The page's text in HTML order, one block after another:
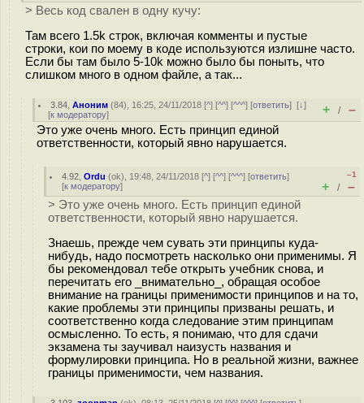
> Весь код свален в одну кучу:
Там всего 1.5k строк, включая комменты и пустые
строки, кои по моему в коде используются излишне часто.
Если бы там было 5-10k можно было бы поныть, что
слишком много в одном файле, а так...
3.84 ,Аноним (84), 16:25, 24/11/2018 [^] [^^] [^^^] [ответить][↓]
[к модератору] + / –
Это уже очень много. Есть принцип единой
ответственности, который явно нарушается.
4.92 ,Ordu (ok), 19:48, 24/11/2018 [^] [^^] [^^^] [ответить]
[к модератору]
–1
+ / –
> Это уже очень много. Есть принцип единой
ответственности, который явно нарушается.
Знаешь, прежде чем сувать эти принципы куда-
нибудь, надо посмотреть насколько они применимы. Я
бы рекомендовал тебе открыть учебник снова, и
перечитать его _внимательно_, обращая особое
внимание на границы применимости принципов и на то,
какие проблемы эти принципы призваны решать, и
соответственно когда следование этим принципам
осмысленно. То есть, я понимаю, что для сдачи
экзамена ты заучивал наизусть названия и
формулировки принципа. Но в реальной жизни, важнее
границы применимости, чем названия.